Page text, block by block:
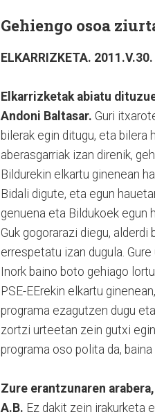
Gehiengo osoa
ELKARRIZKETA. 2011.V.30.
Elkarrizketak abiatu
Andoni Baltasar. Guri
bilerak egin ditugu, eta bilera
aberasgarriak izan direnik,
Bildurekin elkartu ginenean
Bidali digute, eta egun
genuena eta Bildukoek egun
Guk gogorarazi diegu,
errespetatu izan dugula.
Inork baino boto gehiago
PSE-EErekin elkartu
programa ezagutzen dugu
zortzi urteetan zein gutxi
programa oso polita da,
Zure erantzunaren
A.B. Ez dakit zein irakurketa